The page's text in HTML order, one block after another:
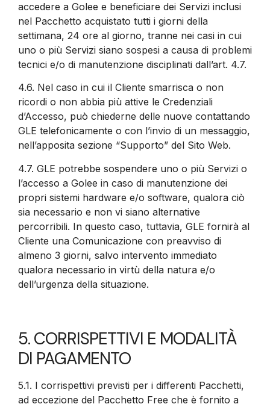
accedere a Golee e beneficiare dei Servizi inclusi
nel Pacchetto acquistato tutti i giorni della
settimana, 24 ore al giorno, tranne nei casi in cui
uno o più Servizi siano sospesi a causa di problemi
tecnici e/o di manutenzione disciplinati dall’art. 4.7.
4.6. Nel caso in cui il Cliente smarrisca o non
ricordi o non abbia più attive le Credenziali
d’Accesso, può chiederne delle nuove contattando
GLE telefonicamente o con l’invio di un messaggio,
nell’apposita sezione “Supporto” del Sito Web.
4.7. GLE potrebbe sospendere uno o più Servizi o
l’accesso a Golee in caso di manutenzione dei
propri sistemi hardware e/o software, qualora ciò
sia necessario e non vi siano alternative
percorribili. In questo caso, tuttavia, GLE fornirà al
Cliente una Comunicazione con preavviso di
almeno 3 giorni, salvo intervento immediato
qualora necessario in virtù della natura e/o
dell’urgenza della situazione.
5. CORRISPETTIVI E MODALITÀ
DI PAGAMENTO
5.1. I corrispettivi previsti per i differenti Pacchetti,
ad eccezione del Pacchetto Free che è fornito a